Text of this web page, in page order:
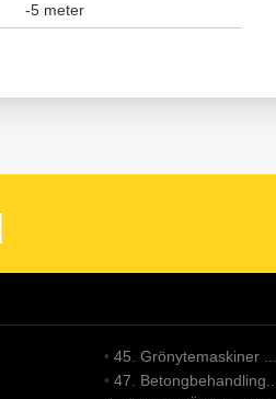
-5 meter
• 45. Grönytemaskiner ...
• 47. Betongbehandling...